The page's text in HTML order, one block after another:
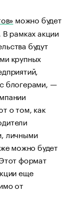
можно будет
рамках акции
будут
крупных
блогерами, —
о том, как
личными
можно будет
формат
еще
от